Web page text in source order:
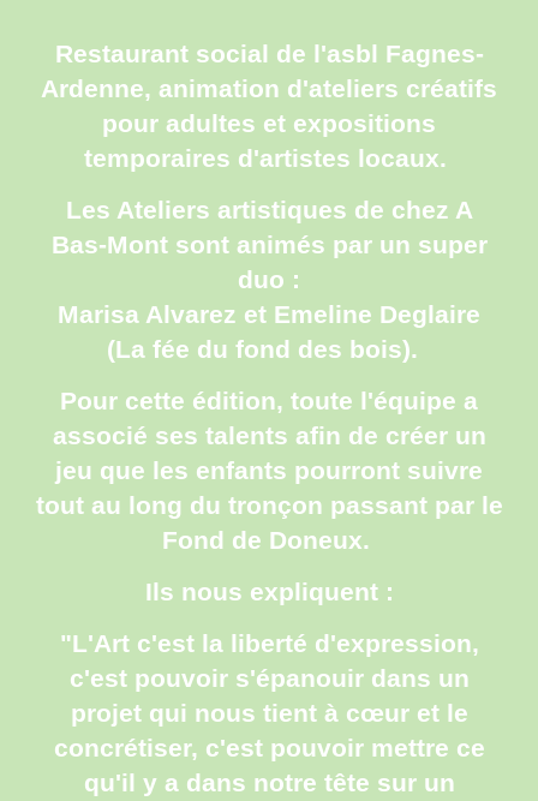
Restaurant social de l'asbl Fagnes-
Ardenne, animation d'ateliers créatifs
pour adultes et expositions
temporaires d'artistes locaux.
Les Ateliers artistiques de chez A
Bas-Mont sont animés par un super
duo :
Marisa Alvarez et Emeline Deglaire
(La fée du fond des bois).
Pour cette édition, toute l'équipe a
associé ses talents afin de créer un
jeu que les enfants pourront suivre
tout au long du tronçon passant par le
Fond de Doneux.
Ils nous expliquent :
"L'Art c'est la liberté d'expression,
c'est pouvoir s'épanouir dans un
projet qui nous tient à cœur et le
concrétiser, c'est pouvoir mettre ce
qu'il y a dans notre tête sur un